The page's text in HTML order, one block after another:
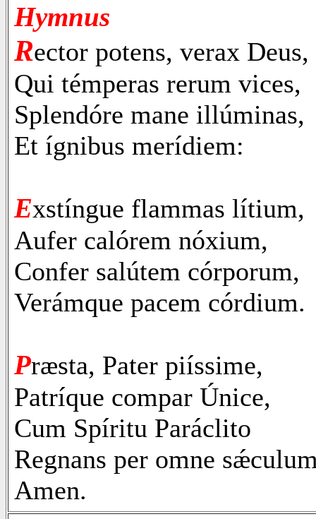
Hymnus
Rector potens, verax Deus,
Qui témperas rerum vices,
Splendóre mane illúminas,
Et ígnibus merídiem:
Exstíngue flammas lítium,
Aufer calórem nóxium,
Confer salútem córporum,
Verámque pacem córdium.
Præsta, Pater piíssime,
Patríque compar Únice,
Cum Spíritu Paráclito
Regnans per omne
Amen.